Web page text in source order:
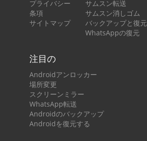
プライバシー
条項
サイトマップ
サムスン転送
サムスン消しゴム
バックアップと復元
WhatsAppの復元
注目の
Androidアンロッカー
場所変更
スクリーンミラー
WhatsApp転送
Androidのバックアップ
Androidを復元する